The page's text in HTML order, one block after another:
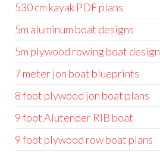
530 cm kayak PDF plans
5m aluminum boat designs
5m plywood rowing boat design
7 meter jon boat blueprints
8 foot plywood jon boat plans
9 foot Alutender RIB boat
9 foot plywood row boat plans